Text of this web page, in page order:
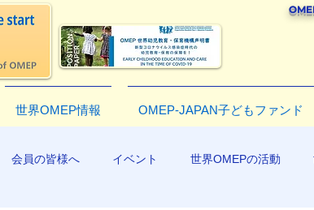
世界OMEP情報 OMEP-JAPAN子どもファンド
会員の皆様へ イベント 世界OMEPの活動